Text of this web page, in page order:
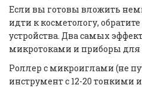
Если вы готовы вложить
идти к косметологу,
устройства. Два самых
микротоками и приборы для
Роллер с микроиглами (не
инструмент с 12-20 тонкими